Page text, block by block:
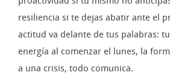
resiliencia si te dejas abatir ante el
actitud va delante de tus palabras:
energía al comenzar el lunes, la
a una crisis, todo comunica.